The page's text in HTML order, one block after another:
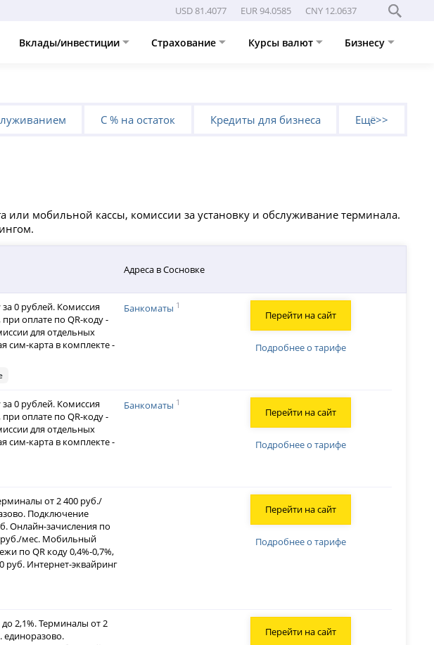
USD 81.4077 EUR 94.0585 CNY 12.0637
Вклады/инвестиции Страхование Курсы валют Бизнесу
С % на остаток Кредиты для бизнеса Ещё>>
или мобильной кассы, комиссии за установку и обслуживание терминала.
Адреса в Сосновке
0 рублей. Комиссия
оплате по QR-коду -
для отдельных
сим-карта в комплекте -
Банкоматы 1
Подробнее о тарифе
Перейти на сайт
0 рублей. Комиссия
оплате по QR-коду -
для отдельных
сим-карта в комплекте -
Банкоматы 1
Подробнее о тарифе
Перейти на сайт
от 2 400 руб./
Подключение
Онлайн-зачисления по
руб./мес. Мобильный
по QR коду 0,4%-0,7%,
руб. Интернет-эквайринг
Подробнее о тарифе
Перейти на сайт
2,1%. Терминалы от 2
единоразово.
Перейти на сайт